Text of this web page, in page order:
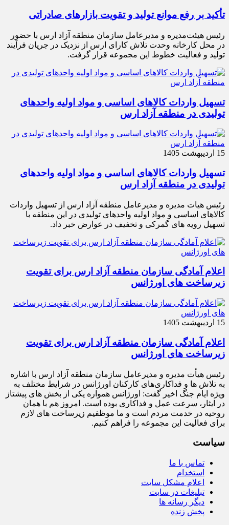
تأکید بر رفع موانع تولید و تقویت بازارهای صادراتی
رئیس هیئت‌مدیره و مدیرعامل سازمان منطقه آزاد ارس با حضور
در محل کارخانه وحدت تلاش کارای ارس از نزدیک در جریان فرآیند
تولید و فعالیت خطوط این مجموعه قرار گرفت.
تسهیل واردات کالاهای اساسی و مواد اولیه واحدهای
تولیدی در منطقه آزاد ارس
15 اردیبهشت 1405
تسهیل واردات کالاهای اساسی و مواد اولیه واحدهای
تولیدی در منطقه آزاد ارس
رئیس هیات مدیره و مدیرعامل منطقه آزاد ارس از تسهیل واردات
کالاهای اساسی و مواد اولیه واحدهای تولیدی در این منطقه با
تسهیل رویه های گمرکی و تخفیف در عوارض خبر داد.
اعلام آمادگی سازمان منطقه آزاد ارس برای تقویت
زیرساخت‌ های اورژانس
15 اردیبهشت 1405
اعلام آمادگی سازمان منطقه آزاد ارس برای تقویت
زیرساخت‌ های اورژانس
رئیس هیأت‌ مدیره و مدیرعامل سازمان منطقه آزاد ارس با اشاره
به تلاش‌ ها و فداکاری‌های کارکنان اورژانس در شرایط مختلف به‌
ویژه ایام جنگ اخیر گفت: اورژانس همواره یکی از بخش‌ های پیشتاز
در ایثار، سرعت‌ عمل و فداکاری بوده است. امروز هم با همان
روحیه در خدمت مردم است و ما موظفیم زیرساخت‌ های لازم
برای فعالیت این مجموعه را فراهم کنیم.
سیاست
تماس با ما
استخدام
اعلام مشکل سایت
تبلیغات در سایت
دیگر رسانه ها
پخش زنده